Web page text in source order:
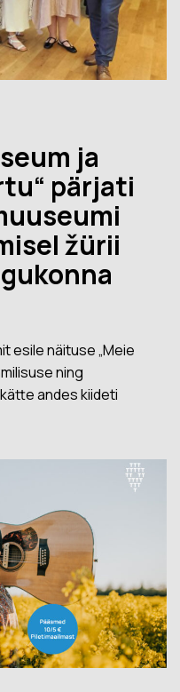
ja
pärjati
žürii
esile näituse „Meie
ning
andes kiideti